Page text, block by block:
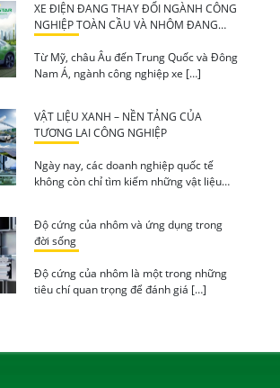
XE ĐIỆN ĐANG THAY ĐỔI NGÀNH CÔNG
NGHIỆP TOÀN CẦU VÀ NHÔM ĐANG
TRỞ THÀNH VẬT LIỆU CỦA TƯƠNG LAI
Từ Mỹ, châu Âu đến Trung Quốc và Đông
Nam Á, ngành công nghiệp xe […]
VẬT LIỆU XANH – NỀN TẢNG CỦA
TƯƠNG LAI CÔNG NGHIỆP
Ngày nay, các doanh nghiệp quốc tế
không còn chỉ tìm kiếm những vật liệu
Độ cứng của nhôm và ứng dụng trong
đời sống
Độ cứng của nhôm là một trong những
tiêu chí quan trọng để đánh giá […]